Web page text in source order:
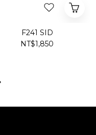
F241 SID
NT$1,850